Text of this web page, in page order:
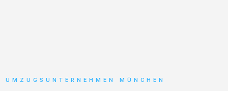
UMZUGSUNTERNEHMEN MÜNCHEN